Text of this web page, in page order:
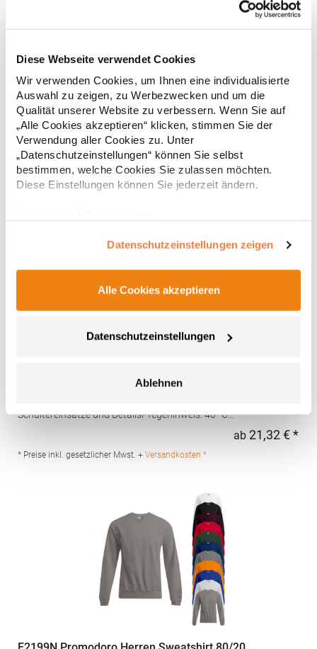
Diese Webseite verwendet Cookies
Wir verwenden Cookies, um Ihnen eine individualisierte
Auswahl zu zeigen, zu Werbezwecken und um die
Qualität unserer Website zu verbessern. Wenn Sie auf
„Alle Cookies akzeptieren“ klicken, stimmen Sie der
Verwendung aller Cookies zu. Unter
„Datenschutzeinstellungen“ können Sie selbst
bestimmen, welche Cookies Sie zulassen möchten.
Diese Einstellungen können Sie jederzeit ändern.
Datenschutzeinstellungen zeigen
Alle Cookies akzeptieren
Datenschutzeinstellungen
Ablehnen
Neutrales Größenetikett Molton-BrushedGrammatur: 280-299
g/m²Materialzusammensetzung: 70% Baumwolle / 30%
Polyester (Heather Grey: 62% Baumwolle / 33% Polyester / 5%
Viskose)Angaben zur Produktsicherheit: Herst.-Nr.:
1699Hersteller: Promodoro Fashion GmbH Am Gatherhof 57
40472 Düsseldorf Deutschland E-Mail: info@promodoro.de
ab29,04 € *
* Preise inkl. gesetzlicher Mwst. + Versandkosten *
RY8413 Roly Workwear Sweatshirt 1/2 Reißverschluss
Troyer - Sweatshirt mit 1/2 Reißverschluss mit hohem Kragen
Schultereinsätze und DetailsPfegehinweis: 40 °C
g/m²Materialzusammensetzung: 50% Baumwolle / 50%
PolyesterAngaben zur Produktsicherheit: Herst.-Nr.:
ab 21,32 € *
* Preise inkl. gesetzlicher Mwst. + Versandkosten *